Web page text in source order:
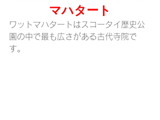
マハタート
ワットマハタートはスコータイ歴史公
園の中で最も広さがある古代寺院で
す。